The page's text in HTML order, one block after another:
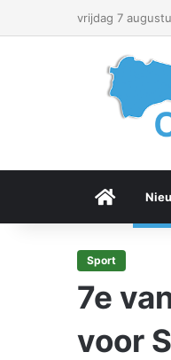
vrijdag 7
Menu
Sport
7e
voor